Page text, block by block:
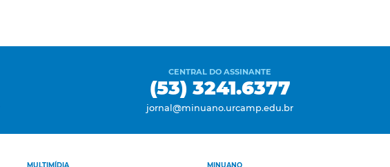
CENTRAL DO ASSINANTE
(53) 3241.6377
jornal@minuano.urcamp.edu.br
MULTIMÍDIA MINUANO